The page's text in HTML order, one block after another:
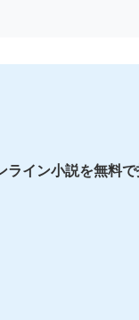
ライン小説を無料